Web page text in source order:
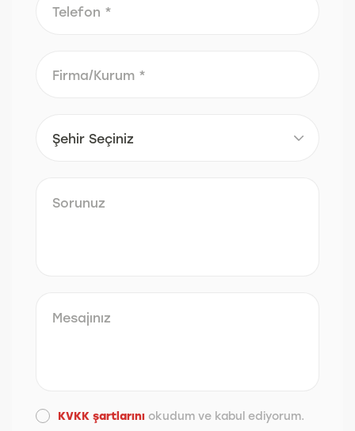
KVKK şartlarını okudum ve kabul ediyorum.